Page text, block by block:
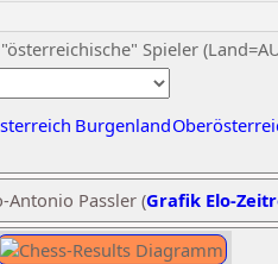
Spieler
Burgenland
Antonio Passler (Grafik Elo-